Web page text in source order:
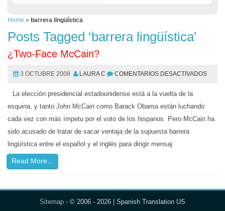
Home » barrera lingüística
Posts Tagged ‘barrera lingüística’
¿Two-Face McCain?
3 OCTUBRE 2008 LAURA C COMENTARIOS DESACTIVADOS
La elección presidencial estadounidense está a la vuelta de la
esquina, y tanto John McCain como Barack Obama están luchando
cada vez con más ímpetu por el voto de los hispanos. Pero McCain ha
sido acusado de tratar de sacar ventaja de la supuesta barrera
lingüística entre el español y el inglés para dirigir mensaj
Read More...
Sitemap - © 2006 - 2026 | Spanish Translation US